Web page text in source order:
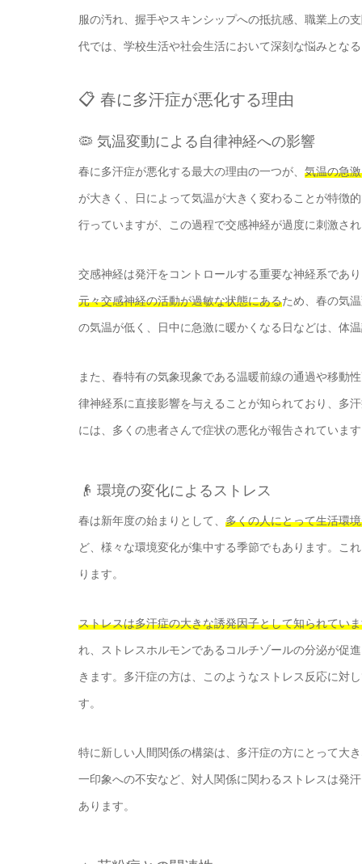
服の汚れ、握手やスキンシップへの抵抗感、職業上の
代では、学校生活や社会生活において深刻な悩みとな
📋 春に多汗症が悪化する理由
🦠 気温変動による自律神経への影響
春に多汗症が悪化する最大の理由の一つが、 気温の急
が大きく、日によって気温が大きく変わることが特徴
行っていますが、この過程で交感神経が過度に刺激さ
交感神経は発汗をコントロールする重要な神経系であ
元々交感神経の活動が過敏な状態にあるため、春の気
の気温が低く、日中に急激に暖かくなる日などは、体
また、春特有の気象現象である温暖前線の通過や移動
律神経系に直接影響を与えることが知られており、多
には、多くの患者さんで症状の悪化が報告されていま
👴 環境の変化によるストレス
春は新年度の始まりとして、 多くの人にとって生活環
ど、様々な環境変化が集中する季節でもあります。こ
ります。
ストレスは多汗症の大きな誘発因子として知られてい
れ、ストレスホルモンであるコルチゾールの分泌が促
きます。多汗症の方は、このようなストレス反応に対
す。
特に新しい人間関係の構築は、多汗症の方にとって大
一印象への不安など、対人関係に関わるストレスは発
あります。